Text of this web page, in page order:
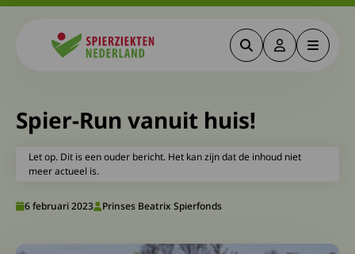
ZoekenDeze link
Menu
Spier-Run vanuit huis!
Let op. Dit is een ouder bericht. Het kan zijn dat de inhoud niet
meer actueel is.
6 februari 2023 Prinses Beatrix Spierfonds